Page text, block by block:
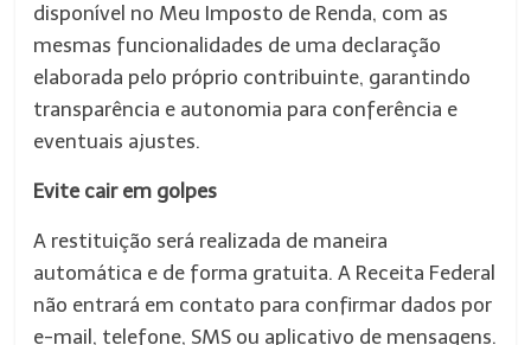
disponível no Meu Imposto de Renda, com as
mesmas funcionalidades de uma declaração
elaborada pelo próprio contribuinte, garantindo
transparência e autonomia para conferência e
eventuais ajustes.
Evite cair em golpes
A restituição será realizada de maneira
automática e de forma gratuita. A Receita Federal
não entrará em contato para confirmar dados por
e-mail, telefone, SMS ou aplicativo de mensagens.